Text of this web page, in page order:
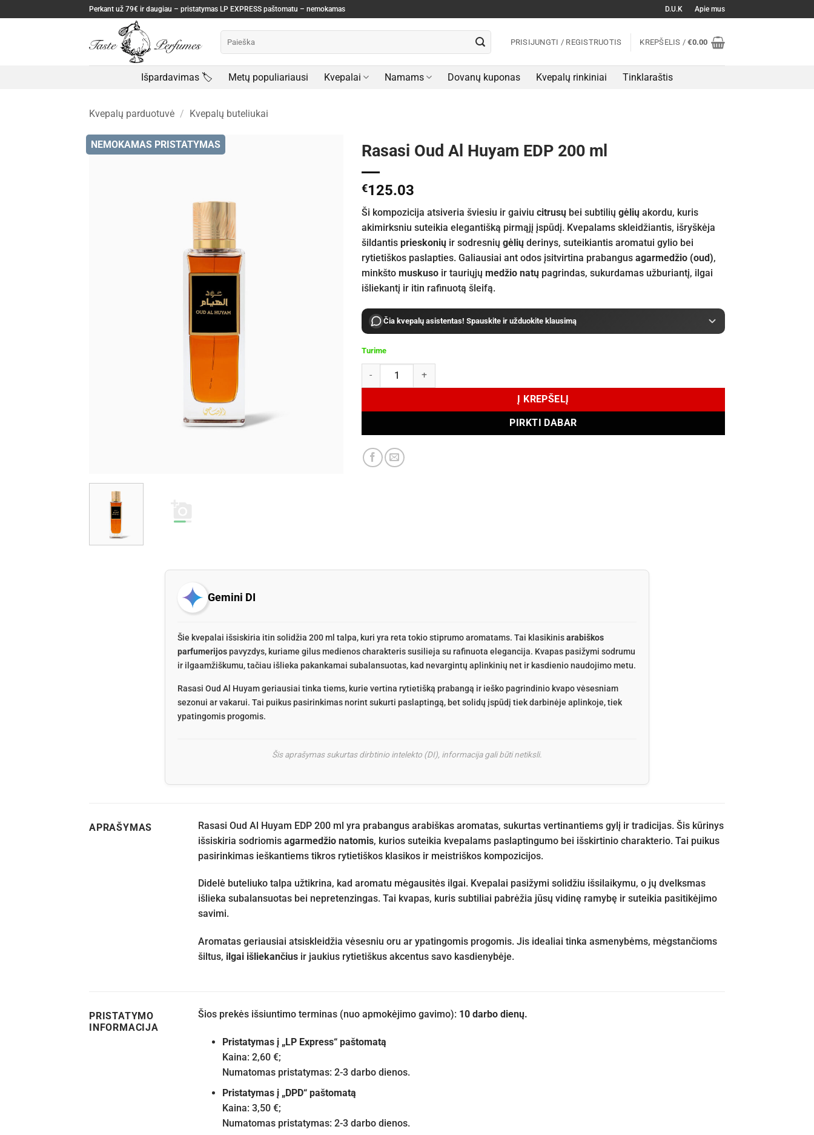
to
Perkant už 79€ ir daugiau – pristatymas LP EXPRESS paštomatu – nemokamas D.U.K Apie mus
PRISIJUNGTI / REGISTRUOTIS KREPŠELIS /€0.00
Išpardavimas 🏷️ Metų populiariausi Kvepalai Namams Dovanų kuponas Kvepalų rinkiniai Tinklaraštis
Kvepalų parduotuvė / Kvepalų buteliukai
NEMOKAMAS PRISTATYMAS Rasasi Oud Al Huyam EDP 200 ml
€125.03
Ši kompozicija atsiveria šviesiu ir gaiviu citrusų bei subtilių gėlių akordu, kuris
akimirksniu suteikia elegantišką pirmąjį įspūdį. Kvepalams skleidžiantis, išryškėja
šildantis prieskonių ir sodresnių gėlių derinys, suteikiantis aromatui gylio bei
rytietiškos paslapties. Galiausiai ant odos įsitvirtina prabangus agarmedžio (oud),
minkšto muskuso ir tauriųjų medžio natų pagrindas, sukurdamas užburiantį, ilgai
išliekantį ir itin rafinuotą šleifą.
Čia kvepalų asistentas! Spauskite ir užduokite klausimą
Turime
produkto kiekis: Rasasi Oud Al Huyam EDP 200 ml
Į KREPŠELĮ
PIRKTI DABAR
Gemini DI
Šie kvepalai išsiskiria itin solidžia 200 ml talpa, kuri yra reta tokio stiprumo aromatams. Tai klasikinisarabiškos
parfumerijospavyzdys, kuriame gilus medienos charakteris susilieja su rafinuota elegancija. Kvapas pasižymi sodrumu
ir ilgaamžiškumu, tačiau išlieka pakankamai subalansuotas, kad nevargintų aplinkinių net ir kasdienio naudojimo metu.
Rasasi Oud Al Huyam geriausiai tinka tiems, kurie vertina rytietišką prabangą ir ieško pagrindinio kvapo vėsesniam
sezonui ar vakarui. Tai puikus pasirinkimas norint sukurti paslaptingą, bet solidų įspūdį tiek darbinėje aplinkoje, tiek
ypatingomis progomis.
Šis aprašymas sukurtas dirbtinio intelekto (DI), informacija gali būti netiksli.
APRAŠYMAS
Rasasi Oud Al Huyam EDP 200 ml yra prabangus arabiškas aromatas, sukurtas vertinantiems gylį ir tradicijas. Šis kūrinys
išsiskiria sodriomis agarmedžio natomis, kurios suteikia kvepalams paslaptingumo bei išskirtinio charakterio. Tai puikus
pasirinkimas ieškantiems tikros rytietiškos klasikos ir meistriškos kompozicijos.
Didelė buteliuko talpa užtikrina, kad aromatu mėgausitės ilgai. Kvepalai pasižymi solidžiu išsilaikymu, o jų dvelksmas
išlieka subalansuotas bei nepretenzingas. Tai kvapas, kuris subtiliai pabrėžia jūsų vidinę ramybę ir suteikia pasitikėjimo
savimi.
Aromatas geriausiai atsiskleidžia vėsesniu oru ar ypatingomis progomis. Jis idealiai tinka asmenybėms, mėgstančioms
šiltus, ilgai išliekančius ir jaukius rytietiškus akcentus savo kasdienybėje.
PRISTATYMO
INFORMACIJA
Šios prekės išsiuntimo terminas (nuo apmokėjimo gavimo): 10 darbo dienų.
Pristatymas į „LP Express“ paštomatą
Kaina: 2,60 €;
Numatomas pristatymas: 2-3 darbo dienos.
Pristatymas į „DPD“ paštomatą
Kaina: 3,50 €;
Numatomas pristatymas: 2-3 darbo dienos.